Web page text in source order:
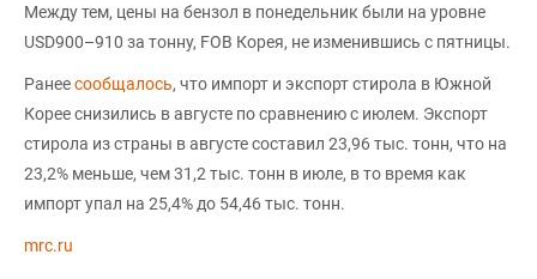
Между тем, цены на бензол в понедельник были на уровне
USD900–910 за тонну, FOB Корея, не изменившись с пятницы.
Ранеесообщалось, что импорт и экспорт стирола в Южной
Корее снизились в августе по сравнению с июлем. Экспорт
стирола из страны в августе составил 23,96 тыс. тонн, что на
23,2% меньше, чем 31,2 тыс. тонн в июле, в то время как
импорт упал на 25,4% до 54,46 тыс. тонн.
mrc.ru